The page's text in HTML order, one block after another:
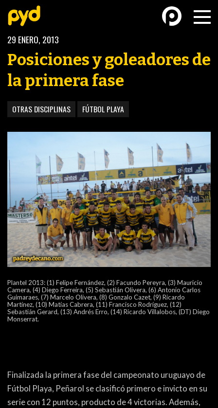
BASKETBALL FÚTBOL FEMENINO
FUTSAL FUTSAL FEMENINO
ACTUALIDAD
3ERA DIVISIÓN
FORMATIVAS
PARTIDOS
CONTENIDOS
ENTREVISTAS
TRIBUNA
OTROS DEPORTES
ATLETISMO
HANDBALL
FÚTBOL PLAYA
MÁS DE PYD
29 ENERO, 2013
Posiciones y goleadores de
la primera fase
OTRAS DISCIPLINAS FÚTBOL PLAYA
Plantel 2013: (1) Felipe Fernández, (2) Facundo Pereyra, (3) Mauricio
Camera, (4) Diego Ferreira, (5) Sebastián Olivera, (6) Antonio Carlos
Guimaraes, (7) Marcelo Olivera, (8) Gonzalo Cazet, (9) Ricardo
Martínez, (10) Matías Cabrera, (11) Francisco Rodríguez, (12)
Sebastián Gerard, (13) Andrés Erro, (14) Ricardo Villalobos, (DT) Diego
Monserrat.
Finalizada la primera fase del campeonato uruguayo de
Fútbol Playa, Peñarol se clasificó primero e invicto en su
serie con 12 puntos, producto de 4 victorias. Además,